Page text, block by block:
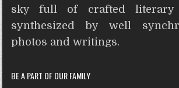
A
p
p
o
o
k
e
r
r
e
s
n
g
e
t
sky full of crafted literary
synthesized by well
photos and writings.
BE A PART OF OUR FAMILY